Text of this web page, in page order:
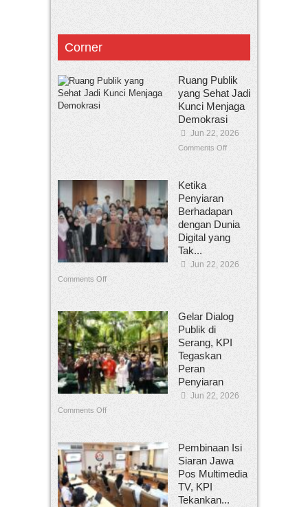
Corner
Ruang Publik
yang Sehat Jadi
Kunci Menjaga
Demokrasi
Jun 22, 2026
Comments Off
Ketika
Penyiaran
Berhadapan
dengan Dunia
Digital yang
Tak...
Jun 22, 2026
Comments Off
Gelar Dialog
Publik di
Serang, KPI
Tegaskan
Peran
Penyiaran
Jun 22, 2026
Comments Off
Pembinaan Isi
Siaran Jawa
Pos Multimedia
TV, KPI
Tekankan...